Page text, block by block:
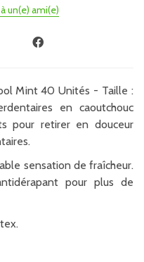
un(e) ami(e)
Mint 40 Unités - Taille :
en caoutchouc
pour retirer en douceur
sensation de fraîcheur.
pour plus de